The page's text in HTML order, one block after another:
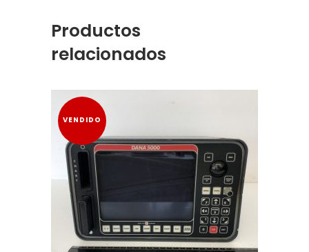
Productos
relacionados
VENDIDO